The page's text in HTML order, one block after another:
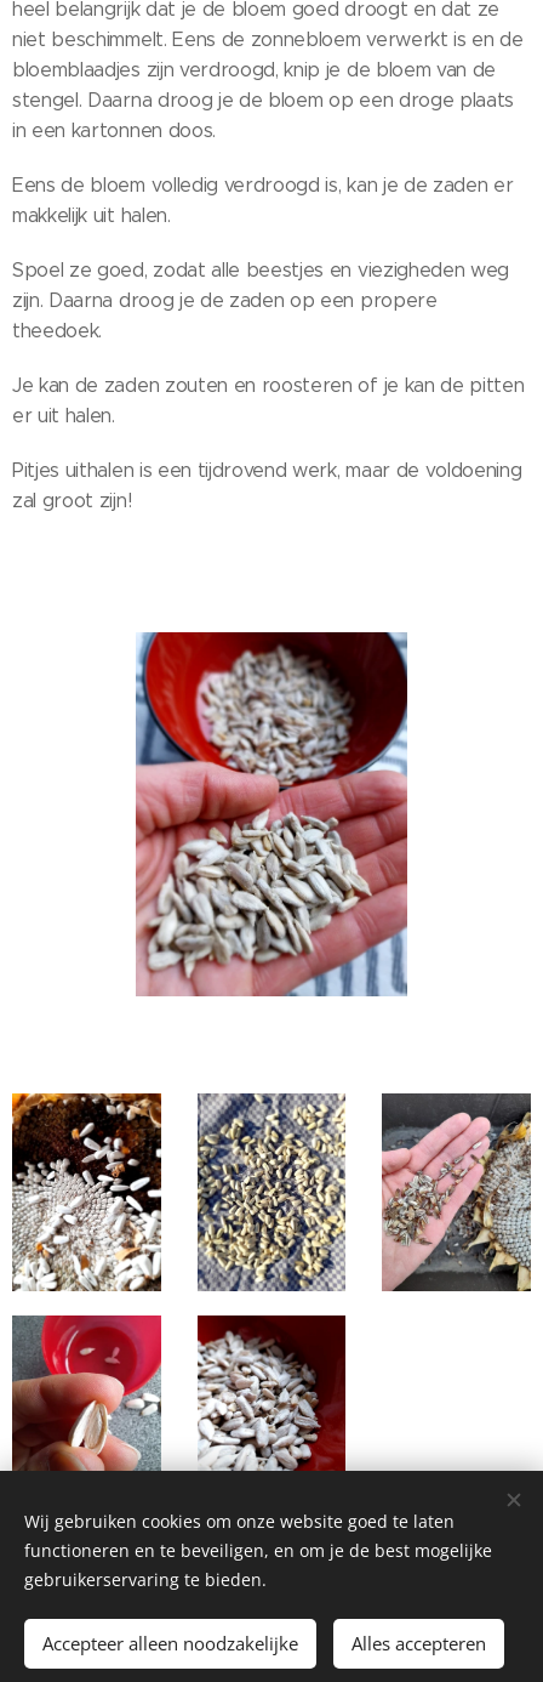
heel belangrijk dat je de bloem goed droogt en dat ze
niet beschimmelt. Eens de zonnebloem verwerkt is en de
bloemblaadjes zijn verdroogd, knip je de bloem van de
stengel. Daarna droog je de bloem op een droge plaats
in een kartonnen doos.
Eens de bloem volledig verdroogd is, kan je de zaden er
makkelijk uit halen.
Spoel ze goed, zodat alle beestjes en viezigheden weg
zijn. Daarna droog je de zaden op een propere
theedoek.
Je kan de zaden zouten en roosteren of je kan de pitten
er uit halen.
Pitjes uithalen is een tijdrovend werk, maar de voldoening
zal groot zijn!
Homemade Homegrown by Bianca ©2026
Cookies
Wij gebruiken cookies om onze website goed te laten
functioneren en te beveiligen, en om je de best mogelijke
gebruikerservaring te bieden.
Accepteer alleen noodzakelijke Alles accepteren